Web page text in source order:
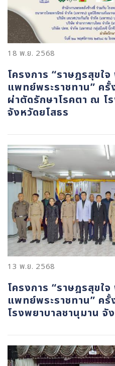
18 พ.ย. 2568
โครงการ “ราษฎรสุข
แพทย์พระราชทาน” ครั้
ผ่าตัดรักษาโรคตา ณ โ
จังหวัดยโสธร
13 พ.ย. 2568
โครงการ “ราษฎรสุข
แพทย์พระราชทาน” ค
โรงพยาบาลชานุมาน จั